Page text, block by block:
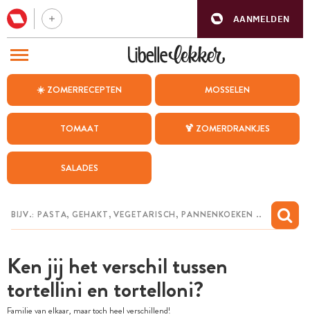
AANMELDEN
☀️ ZOMERRECEPTEN MOSSELEN
TOMAAT 🍹 ZOMERDRANKJES
SALADES
Ken jij het verschil tussen
tortellini en tortelloni?
Familie van elkaar, maar toch heel verschillend!
BEZOEK ONZE ANDERE WEBSITES
WEEKMENU
CHAT MET MAIA
MIJN BEWAARDE RECEPTEN